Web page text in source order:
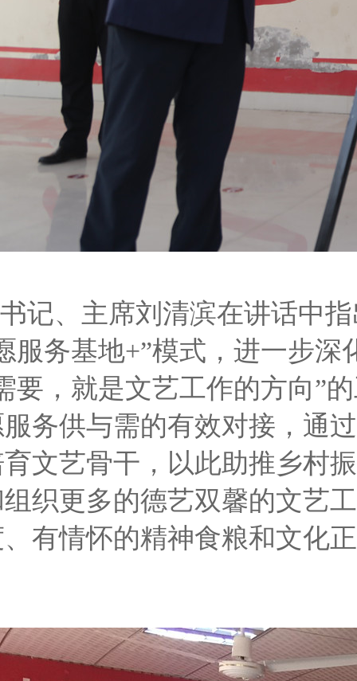
记、主席刘清滨在讲话中
服务基地+”模式，进一步
要，就是文艺工作的方向”
务供与需的有效对接，通
文艺骨干，以此助推乡村
织更多的德艺双馨的文艺
有情怀的精神食粮和文化